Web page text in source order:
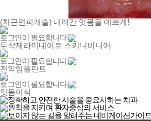
(치근면피개술) 내려간 잇몸을 예쁘게!
로그인이 필요합니다.
무삭제라미네이트 스키니비니어
로그인이 필요합니다.
전악임플란트
로그인이 필요합니다.
잇몸이식